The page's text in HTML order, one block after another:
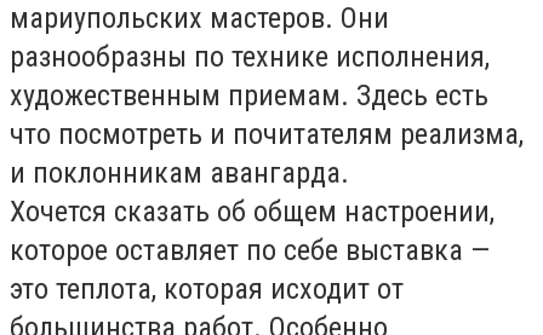
мариупольских мастеров. Они
разнообразны по технике исполнения,
художественным приемам. Здесь есть
что посмотреть и почитателям реализма,
и поклонникам авангарда.
Хочется сказать об общем настроении,
которое оставляет по себе выставка —
это теплота, которая исходит от
большинства работ. Особенно